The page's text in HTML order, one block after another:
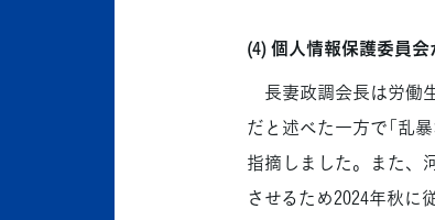
(4) 個人情報保護委員
長妻政調会長は労働
だと述べた一方で「乱
指摘しました。また、
させるため2024年秋に